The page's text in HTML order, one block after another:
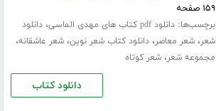
۱۵۹ صفحه
برچسب‌ها:دانلود pdf کتاب های مهدی الماسی ،دانلود
شعر،شعر معاصر،دانلود کتاب شعر نوین،شعر عاشقانه،
مجموعه شعر،شعر کوتاه
دانلود کتاب